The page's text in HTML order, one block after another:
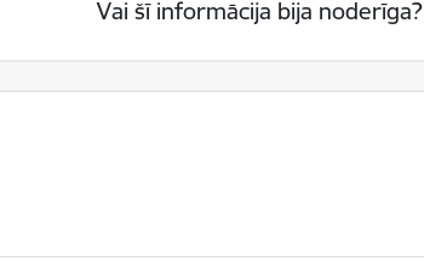
Vai šī informācija bija noderīga?